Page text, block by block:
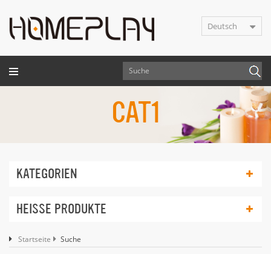
Deutsch
CAT1
KATEGORIEN
HEISSE PRODUKTE
Startseite Suche